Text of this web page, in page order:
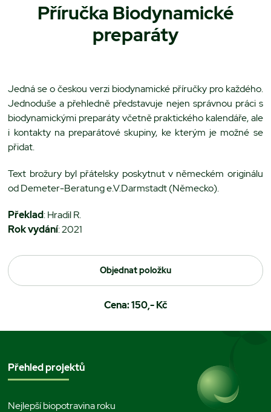
Příručka Biodynamické
preparáty
Jedná se o českou verzi biodynamické příručky pro každého.
Jednoduše a přehledně představuje nejen správnou práci s
biodynamickými preparáty včetně praktického kalendáře, ale
i kontakty na preparátové skupiny, ke kterým je možné se
přidat.
Text brožury byl přátelsky poskytnut v německém originálu
od Demeter-Beratung e.V.Darmstadt (Německo).
Překlad: Hradil R.
Rok vydání: 2021
Objednat položku
Cena: 150,- Kč
Přehled projektů
Nejlepší biopotravina roku